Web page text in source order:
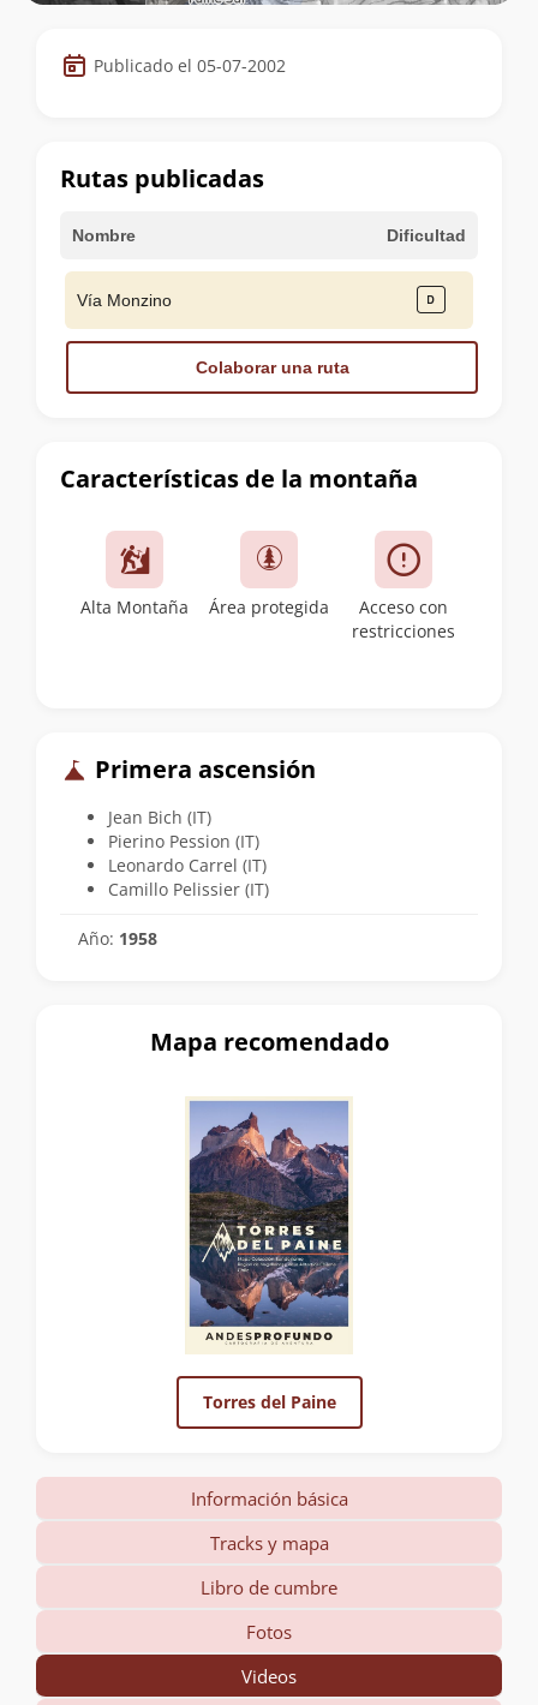
Datos
de
cumbre
Publicado el 05-07-2002
Características de la montaña
Alta Montaña Área protegida
Acceso con
restricciones
Primera ascensión
Jean Bich (IT)
Pierino Pession (IT)
Leonardo Carrel (IT)
Camillo Pelissier (IT)
Año: 1958
Rutas publicadas
Nombre Dificultad
Vía Monzino
Colaborar una ruta
Mapa recomendado
Torres del Paine
Información básica
Tracks y mapa
Libro de cumbre
Fotos
Videos